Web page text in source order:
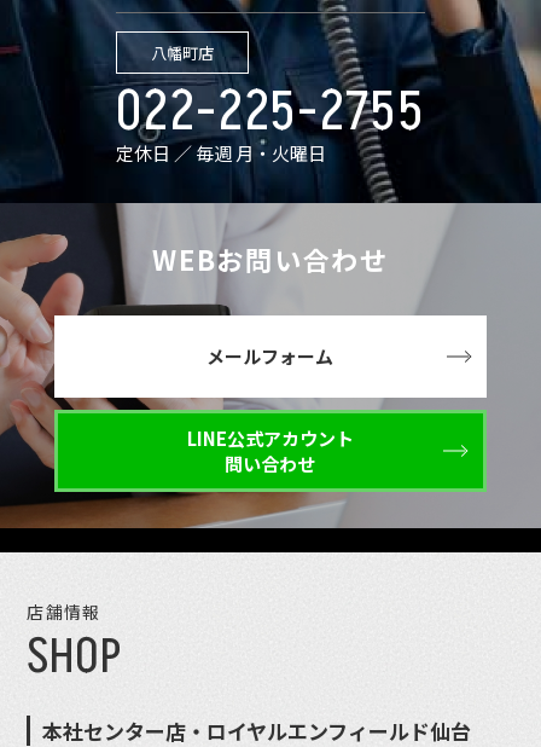
八幡町店
022-225-2755
定休日 ／ 毎週 月・火曜日
WEBお問い合わせ
メールフォーム
LINE公式アカウント
問い合わせ
店舗情報
SHOP
本社センター店・ロイヤルエンフィールド仙台